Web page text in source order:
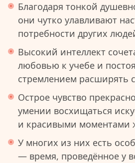
Благодаря тонкой
они чутко улавливают
потребности других
Высокий интеллект
любовью к учебе и
стремлением расширять
Острое чувство
умении восхищаться
и красивыми моментами
У многих из них есть
— время, проведённое у